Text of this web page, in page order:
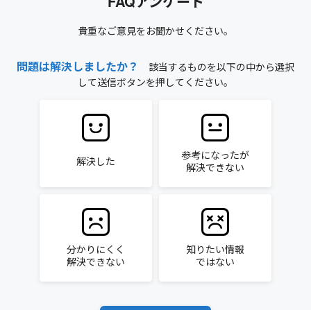
貴重なご意見をお聞かせください。
問題は解決しましたか？
該当するものを以下の中から選択
して送信ボタンを押してください。
解決した
参考になったが
解決できない
分かりにくく
解決できない
知りたい情報
ではない